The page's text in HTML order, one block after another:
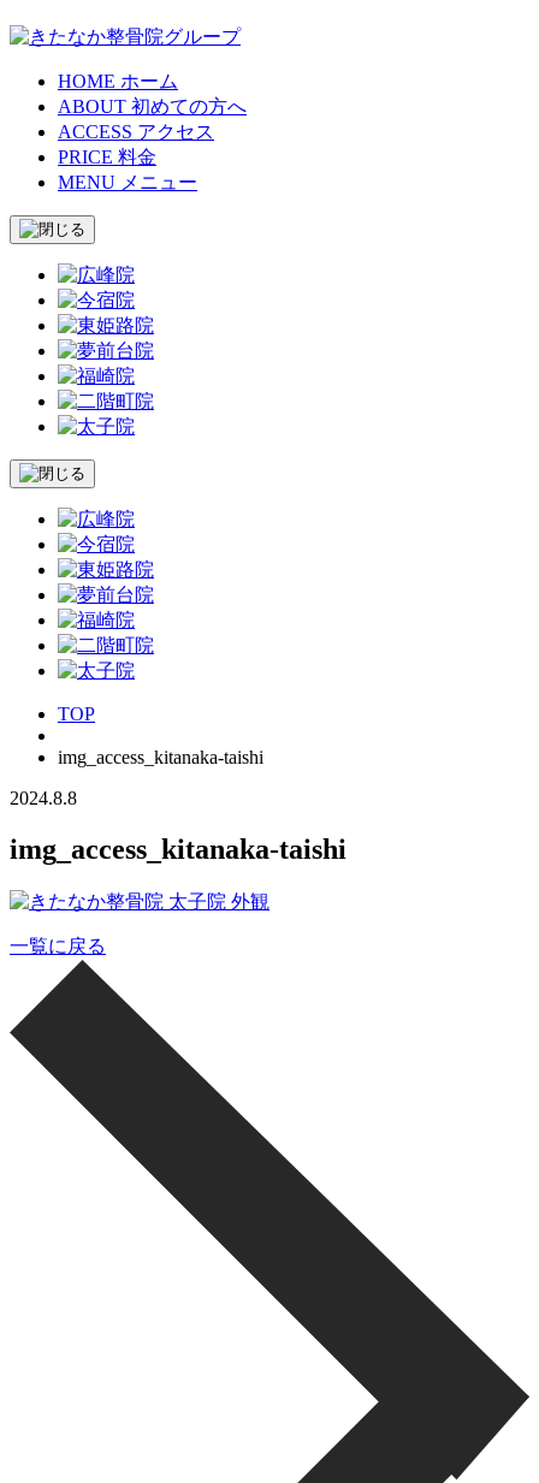
HOME ホーム
ABOUT 初めての方へ
ACCESS アクセス
PRICE 料金
MENU メニュー
TOP
img_access_kitanaka-taishi
2024.8.8
img_access_kitanaka-taishi
一覧に戻る